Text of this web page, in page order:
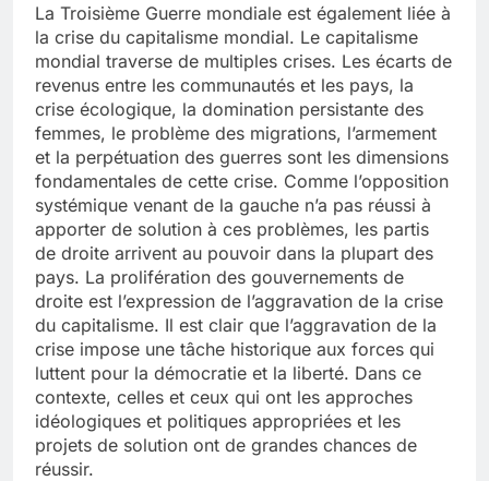
La Troisième Guerre mondiale est également liée à
la crise du capitalisme mondial. Le capitalisme
mondial traverse de multiples crises. Les écarts de
revenus entre les communautés et les pays, la
crise écologique, la domination persistante des
femmes, le problème des migrations, l’armement
et la perpétuation des guerres sont les dimensions
fondamentales de cette crise. Comme l’opposition
systémique venant de la gauche n’a pas réussi à
apporter de solution à ces problèmes, les partis
de droite arrivent au pouvoir dans la plupart des
pays. La prolifération des gouvernements de
droite est l’expression de l’aggravation de la crise
du capitalisme. Il est clair que l’aggravation de la
crise impose une tâche historique aux forces qui
luttent pour la démocratie et la liberté. Dans ce
contexte, celles et ceux qui ont les approches
idéologiques et politiques appropriées et les
projets de solution ont de grandes chances de
réussir.